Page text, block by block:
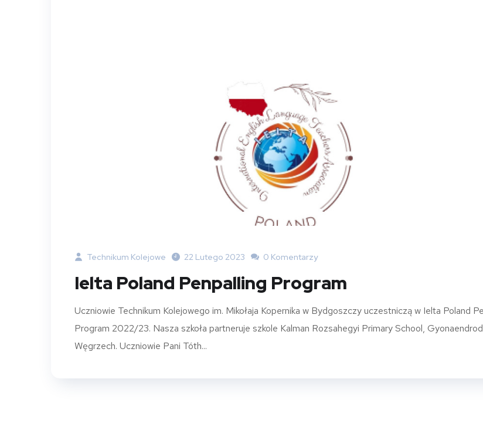
Technikum Kolejowe 22 Lutego 2023 0 Komentarzy
Ielta Poland Penpalling Program
Uczniowie Technikum Kolejowego im. Mikołaja Kopernika w Bydgoszczy uczestniczą w Ielta Poland
Program 2022/23. Nasza szkoła partneruje szkole Kalman Rozsahegyi Primary School,
Węgrzech. Uczniowie Pani Tóth...